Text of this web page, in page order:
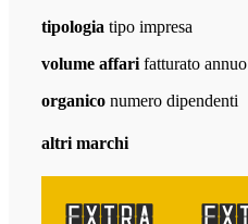
tipologia tipo impresa
volume affari fatturato annuo
organico numero dipendenti
altri marchi